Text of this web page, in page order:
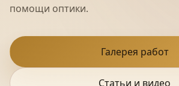
помощи оптики.
Галерея работ
Статьи и видео